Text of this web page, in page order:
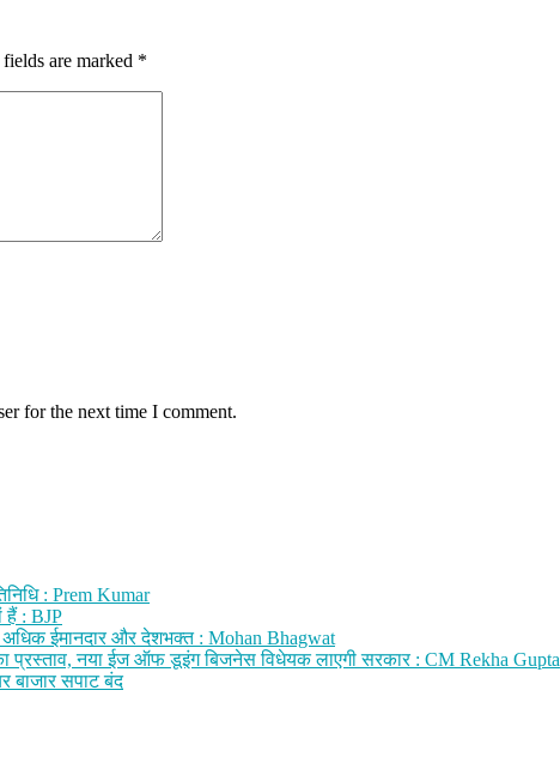
are marked *
for the next time I comment.
: Prem Kumar
हैं : BJP
ईमानदार और देशभक्त : Mohan Bhagwat
प्रस्ताव, नया ईज ऑफ डूइंग बिजनेस विधेयक लाएगी सरकार : CM Rekha Gupta
बाजार सपाट बंद